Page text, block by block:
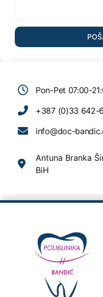
Pon-Pet 07:00-
+387 (0)33 642-
info@doc-
Antuna Branka
BiH